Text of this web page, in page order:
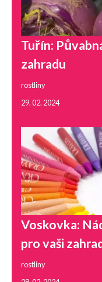
Tuřín:
zahradu
rostliny
29. 02. 2024
Voskovka:
pro vaši
rostliny